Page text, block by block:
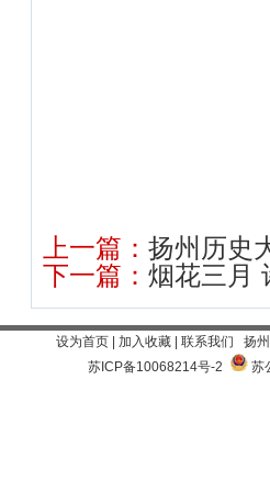
上一篇： 扬州历史
下一篇： 烟花三月
设为首页 加入收藏 联系我们 扬
苏ICP备10068214号-2
苏